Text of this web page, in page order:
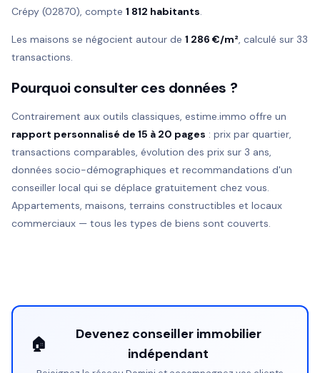
Crépy (02870), compte 1 812 habitants.
Les maisons se négocient autour de 1 286 €/m², calculé sur 33
transactions.
Pourquoi consulter ces données ?
Contrairement aux outils classiques, estime.immo offre un
rapport personnalisé de 15 à 20 pages : prix par quartier,
transactions comparables, évolution des prix sur 3 ans,
données socio-démographiques et recommandations d'un
conseiller local qui se déplace gratuitement chez vous.
Appartements, maisons, terrains constructibles et locaux
commerciaux — tous les types de biens sont couverts.
🏠
Devenez conseiller immobilier
indépendant